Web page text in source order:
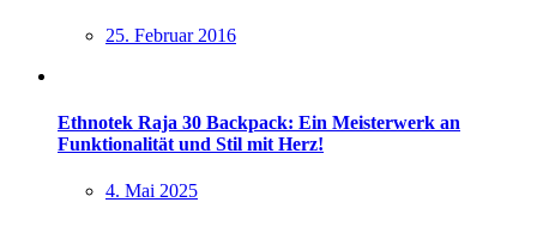
25. Februar 2016
Ethnotek Raja 30 Backpack: Ein Meisterwerk an
Funktionalität und Stil mit Herz!
4. Mai 2025